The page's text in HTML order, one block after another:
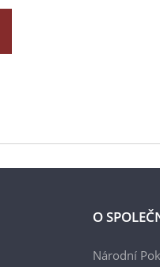
O
Národní